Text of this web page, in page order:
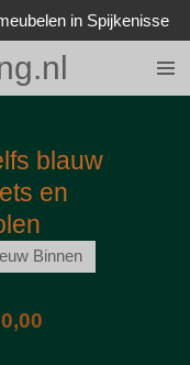
in Spijkenisse
blauw
en
Binnen